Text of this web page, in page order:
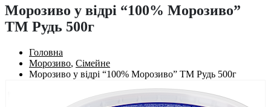
Морозиво у відрі “100% Морозиво”
ТМ Рудь 500г
Головна
Морозиво, Сімейне
Морозиво у відрі “100% Морозиво” ТМ Рудь 500г